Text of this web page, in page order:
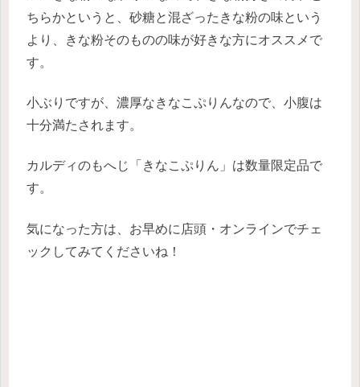
ちらかというと、砂糖と混ざったきな粉の味という
より、きな粉そのものの味が好きな方にオススメで
す。
小ぶりですが、濃厚なきなこぷりんなので、小腹は
十分満たされます。
カルディのもへじ「きなこぷりん」は数量限定品で
す。
気になった方は、お早めに店頭・オンラインでチェ
ックしてみてくださいね！